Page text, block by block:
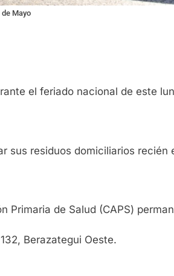
Mayo
el feriado nacional de este
residuos domiciliarios recién
de Salud (CAPS)
Berazategui Oeste.